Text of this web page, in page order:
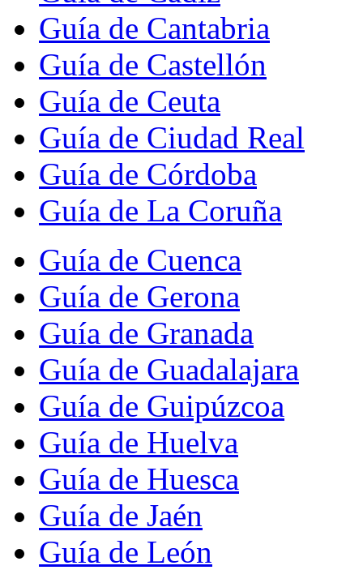
Guía de Cantabria
Guía de Castellón
Guía de Ceuta
Guía de Ciudad Real
Guía de Córdoba
Guía de La Coruña
Guía de Cuenca
Guía de Gerona
Guía de Granada
Guía de Guadalajara
Guía de Guipúzcoa
Guía de Huelva
Guía de Huesca
Guía de Jaén
Guía de León